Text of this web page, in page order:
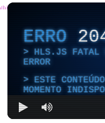
ERRO
HLS.JS FATAL
ERROR
ESTE
MOMENTO